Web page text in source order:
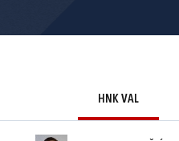
HNK VAL